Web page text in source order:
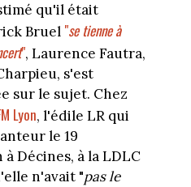
qu'il était
Bruel "se tienne à
", Laurence Fautra,
s'est
sur le sujet. Chez
Lyon, l'édile LR qui
le 19
Décines, à la LDLC
n'avait "pas le